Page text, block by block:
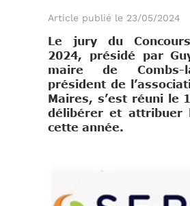
Article publié le 23/05/2024
Le jury du
2024, présidé par
maire de Combs-
président de
Maires, s’est réuni le
délibérer et attribuer
cette année.